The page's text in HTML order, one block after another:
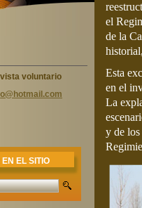
el
de la
Esta
en el
La
y de los
voluntario
mail.com
EL SITIO